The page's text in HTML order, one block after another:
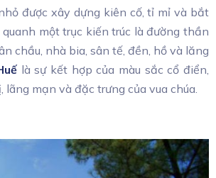
được xây dựng kiên cố, tỉ mỉ và bắt
một trục kiến trúc là đường thần
chầu, nhà bia, sân tế, đền, hồ và lăng
là sự kết hợp của màu sắc cổ điển,
mạn và đặc trưng của vua chúa.